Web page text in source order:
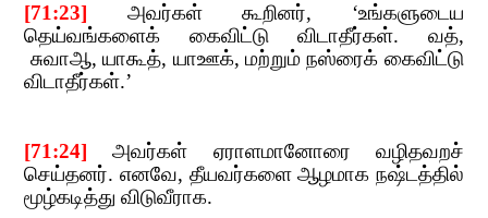
[71:23] அவர்கள் கூறினர், ‘உங்களுடைய
தெய்வங்களைக் கைவிட்டு விடாதீர்கள். வத்,​​
சுவாஆ,​​யாகூத்,​​ யாஊக்,​​ மற்றும் நஸ்ரைக் கைவிட்டு
விடாதீர்கள்.’
[71:24] ​​அவர்கள் ஏராளமானோரை வழிதவறச்
செய்தனர். எனவே,​​ தீயவர்களை ஆழமாக நஷ்டத்தில்
மூழ்கடித்து விடுவீராக.